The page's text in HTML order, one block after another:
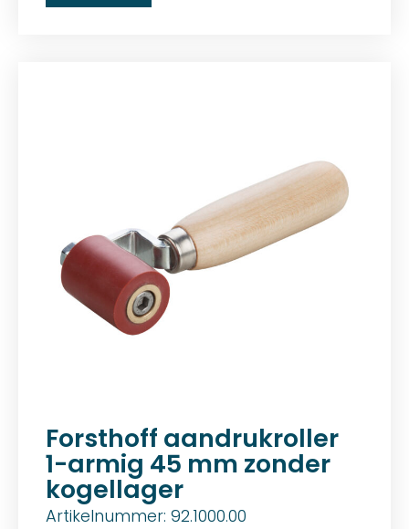
Forsthoff aandrukroller
1-armig 45 mm zonder
kogellager
Artikelnummer: 92.1000.00